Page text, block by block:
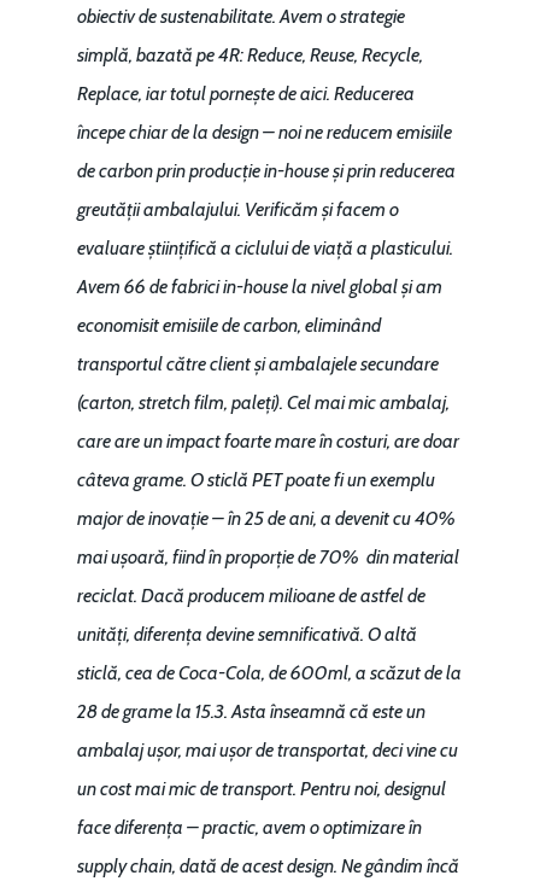
obiectiv de sustenabilitate. Avem o strategie
simplă, bazată pe 4R: Reduce, Reuse, Recycle,
Replace, iar totul pornește de aici. Reducerea
începe chiar de la design – noi ne reducem emisiile
de carbon prin producție in-house și prin reducerea
greutății ambalajului. Verificăm și facem o
evaluare științifică a ciclului de viață a plasticului.
Avem 66 de fabrici in-house la nivel global și am
economisit emisiile de carbon, eliminând
transportul către client și ambalajele secundare
(carton, stretch film, paleți). Cel mai mic ambalaj,
care are un impact foarte mare în costuri, are doar
câteva grame. O sticlă PET poate fi un exemplu
major de inovație – în 25 de ani, a devenit cu 40%
mai ușoară, fiind în proporție de 70% din material
reciclat. Dacă producem milioane de astfel de
unități, diferența devine semnificativă. O altă
sticlă, cea de Coca-Cola, de 600ml, a scăzut de la
28 de grame la 15.3. Asta înseamnă că este un
ambalaj ușor, mai ușor de transportat, deci vine cu
un cost mai mic de transport. Pentru noi, designul
face diferența – practic, avem o optimizare în
supply chain, dată de acest design. Ne gândim încă